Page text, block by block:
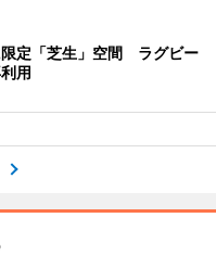
定「芝生」空間 ラグビー
用